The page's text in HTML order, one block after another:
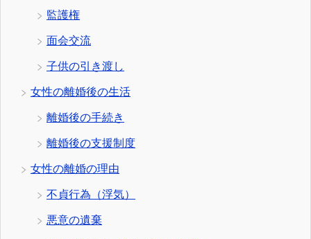
監護権
面会交流
子供の引き渡し
女性の離婚後の生活
離婚後の手続き
離婚後の支援制度
女性の離婚の理由
不貞行為（浮気）
悪意の遺棄